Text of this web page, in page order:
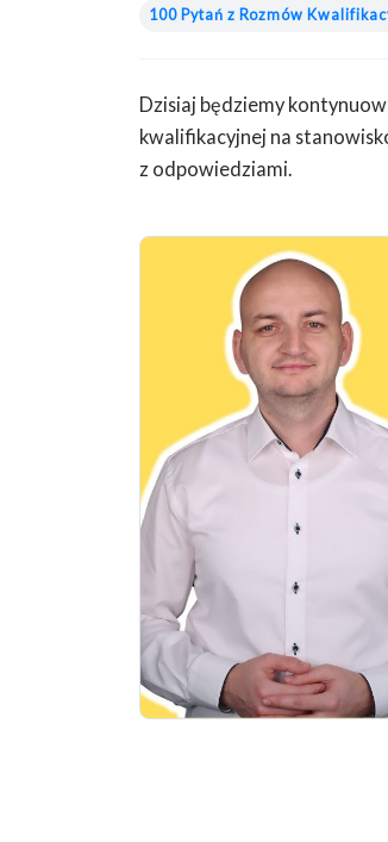
100 Pytań z Rozmów
Dzisiaj będziemy
kwalifikacyjnej na
z odpowiedziami.